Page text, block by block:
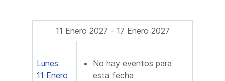
11 Enero 2027 - 17 Enero 2027
Lunes
11 Enero
No hay eventos para
esta fecha